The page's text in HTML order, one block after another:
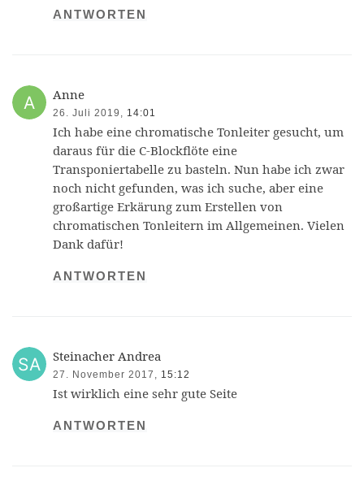
ANTWORTEN
Anne
26. Juli 2019, 14:01
Ich habe eine chromatische Tonleiter gesucht, um
daraus für die C-Blockflöte eine
Transponiertabelle zu basteln. Nun habe ich zwar
noch nicht gefunden, was ich suche, aber eine
großartige Erkärung zum Erstellen von
chromatischen Tonleitern im Allgemeinen. Vielen
Dank dafür!
ANTWORTEN
Steinacher Andrea
27. November 2017, 15:12
Ist wirklich eine sehr gute Seite
ANTWORTEN